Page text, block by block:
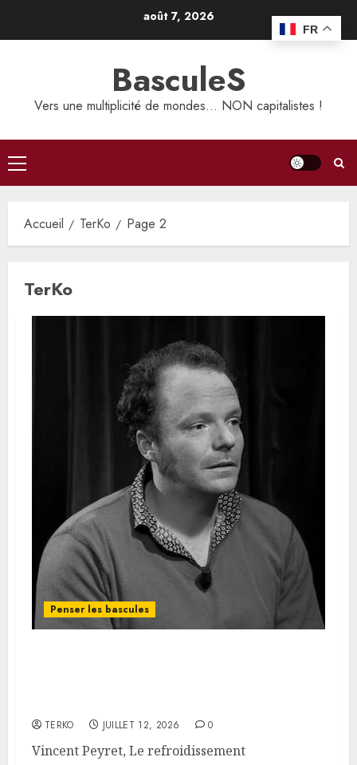
août 7, 2026
BasculeS
Vers une multiplicité de mondes… NON capitalistes !
Menu
principal
Accueil TerKo Page 2
TerKo
Penser les bascules
TERKO JUILLET 12, 2026 0
Vincent Peyret, Le refroidissement
FR